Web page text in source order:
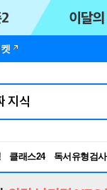
클래스24
독서유형검사
RBTI Lab